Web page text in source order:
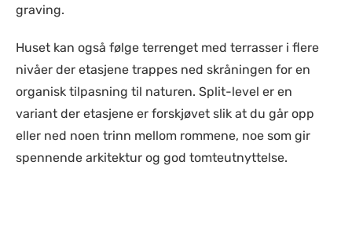
graving.
Huset kan også følge terrenget med terrasser i flere
nivåer der etasjene trappes ned skråningen for en
organisk tilpasning til naturen. Split-level er en
variant der etasjene er forskjøvet slik at du går opp
eller ned noen trinn mellom rommene, noe som gir
spennende arkitektur og god tomteutnyttelse.